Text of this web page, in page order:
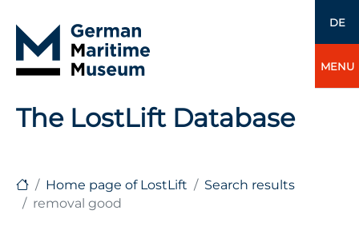
DE
MENU
The LostLift Database
Home page of LostLift
Search results
removal good